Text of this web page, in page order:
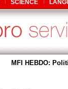
SCIENCE
MFI HEBDO: